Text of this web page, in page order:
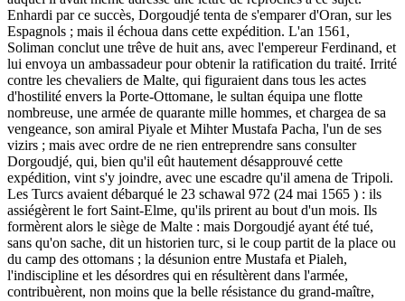
Enhardi par ce succès, Dorgoudjé tenta de s'emparer d'Oran, sur les
Espagnols ; mais il échoua dans cette expédition. L'an 1561,
Soliman conclut une trêve de huit ans, avec l'empereur Ferdinand, et
lui envoya un ambassadeur pour obtenir la ratification du traité. Irrité
contre les chevaliers de Malte, qui figuraient dans tous les actes
d'hostilité envers la Porte-Ottomane, le sultan équipa une flotte
nombreuse, une armée de quarante mille hommes, et chargea de sa
vengeance, son amiral Piyale et Mihter Mustafa Pacha, l'un de ses
vizirs ; mais avec ordre de ne rien entreprendre sans consulter
Dorgoudjé, qui, bien qu'il eût hautement désapprouvé cette
expédition, vint s'y joindre, avec une escadre qu'il amena de Tripoli.
Les Turcs avaient débarqué le 23 schawal 972 (24 mai 1565 ) : ils
assiégèrent le fort Saint-Elme, qu'ils prirent au bout d'un mois. Ils
formèrent alors le siège de Malte : mais Dorgoudjé ayant été tué,
sans qu'on sache, dit un historien turc, si le coup partit de la place ou
du camp des ottomans ; la désunion entre Mustafa et Pialeh,
l'indiscipline et les désordres qui en résultèrent dans l'armée,
contribuèrent, non moins que la belle résistance du grand-maître,